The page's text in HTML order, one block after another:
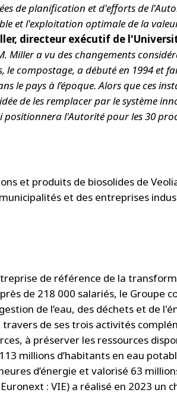
de planification et d'efforts de
et l'exploitation optimale de la
directeur exécutif de
Miller a vu des changements
le compostage, a débuté en 1994 et
le pays à l’époque. Alors que ces
de les remplacer par le système
positionnera l'Autorité pour les 30
et produits de biosolides de
et des entreprises
de référence de la
de 218 000 salariés, le Groupe
de l’eau, des déchets et de
de ses trois activités
à préserver les ressources
millions d’habitants en eau
d’énergie et valorisé 63
: VIE) a réalisé en 2023 un